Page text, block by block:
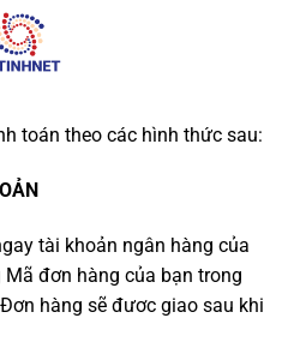
toán theo các hình thức sau:
tài khoản ngân hàng của
đơn hàng của bạn trong
hàng sẽ đươc giao sau khi